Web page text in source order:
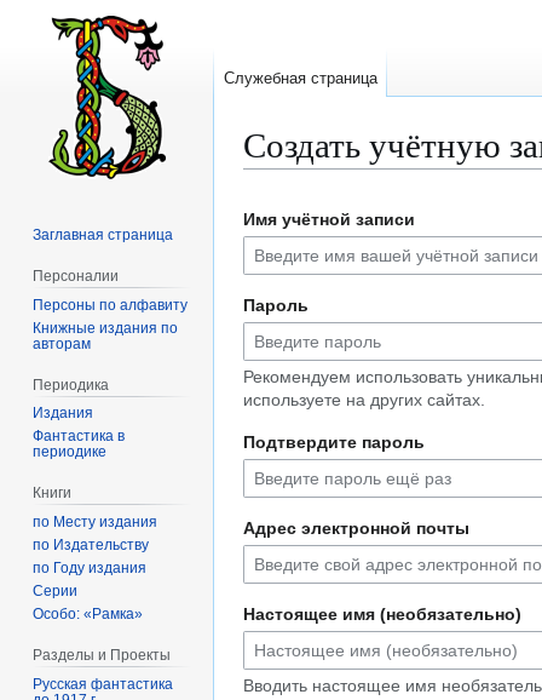
Создать учётную
к
навигации
к
поиску
Имя учётной записи
Пароль
Рекомендуем использовать
используете на других сайтах.
Подтвердите пароль
Адрес электронной почты
Настоящее имя (необязательно)
Вводить настоящее имя
Служебная страница
Заглавная страница
Персоналии
Персоны по алфавиту
Книжные издания по
авторам
Периодика
Издания
Фантастика в
периодике
Книги
по Месту издания
по Издательству
по Году издания
Серии
Особо: «Рамка»
Разделы и Проекты
Русская фантастика